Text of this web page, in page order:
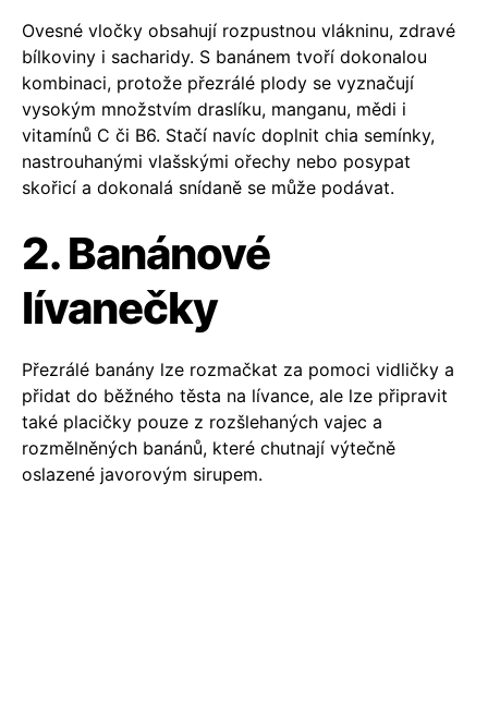
Ovesné vločky obsahují rozpustnou vlákninu, zdravé
bílkoviny i sacharidy. S banánem tvoří dokonalou
kombinaci, protože přezrálé plody se vyznačují
vysokým množstvím draslíku, manganu, mědi i
vitamínů C či B6. Stačí navíc doplnit chia semínky,
nastrouhanými vlašskými ořechy nebo posypat
skořicí a dokonalá snídaně se může podávat.
2. Banánové
lívanečky
Přezrálé banány lze rozmačkat za pomoci vidličky a
přidat do běžného těsta na lívance, ale lze připravit
také placičky pouze z rozšlehaných vajec a
rozmělněných banánů, které chutnají výtečně
oslazené javorovým sirupem.